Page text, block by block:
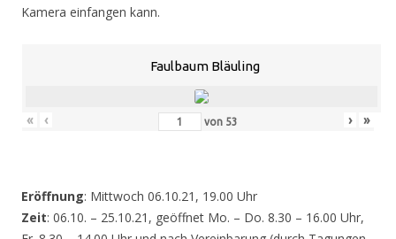
Kamera einfangen kann.
Faulbaum Bläuling
« ‹ von 53 › »
Eröffnung: Mittwoch 06.10.21, 19.00 Uhr
Zeit: 06.10. – 25.10.21, geöffnet Mo. – Do. 8.30 – 16.00 Uhr,